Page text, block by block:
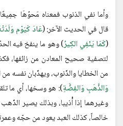
وأما نفي الذنوب فمعناه مَحوُهَا جمِيعًا
قال في الحديث الآخر: (عَادَ كَيَوْم
(كَمَا يَنْفِي الكِيرُ) وهو ما ينفخ فيه
لتصفية صحيح المعادن من زائفها،
من الخطايا والذّنوب، ويهذّبان نفسه
وَالذَّهَبِ وَالفِضَّةِ): هو وسخها، أي ما
وغيرهما إذا أُذيبا، وبذلك يصير
خالصاً، كذلك العبد يعود من حجّه